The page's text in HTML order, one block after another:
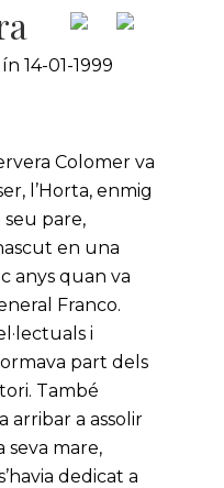
14-01-1999
Colomer va
l’Horta, enmig
seu pare,
en una
anys quan va
Franco.
i
part dels
També
arribar a assolir
seva mare,
dedicat a